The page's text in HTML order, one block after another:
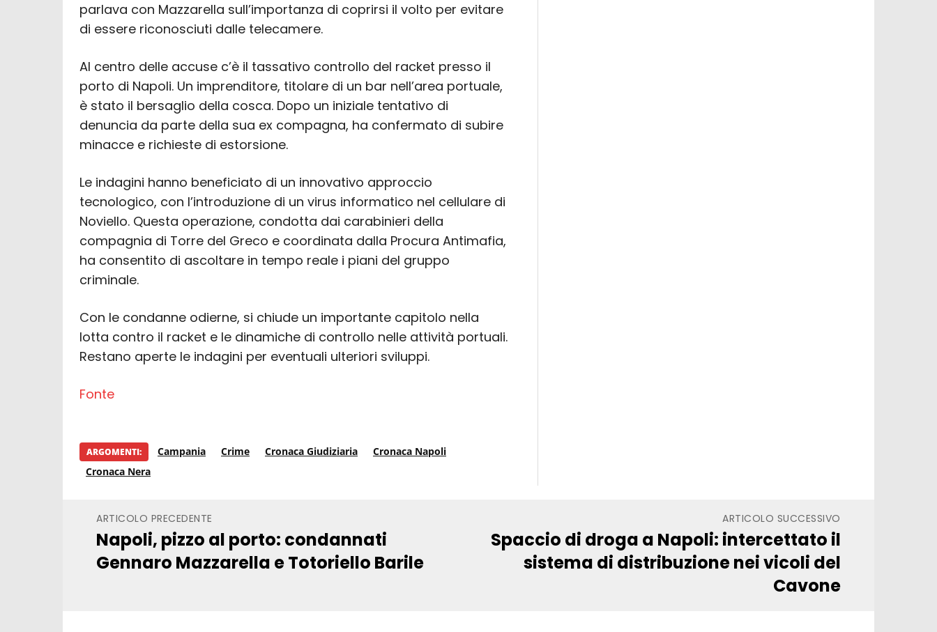
parlava con Mazzarella sull’importanza di coprirsi il volto per evitare
di essere riconosciuti dalle telecamere.
Al centro delle accuse c’è il tassativo controllo del racket presso il
porto di Napoli. Un imprenditore, titolare di un bar nell’area portuale,
è stato il bersaglio della cosca. Dopo un iniziale tentativo di
denuncia da parte della sua ex compagna, ha confermato di subire
minacce e richieste di estorsione.
Le indagini hanno beneficiato di un innovativo approccio
tecnologico, con l’introduzione di un virus informatico nel cellulare di
Noviello. Questa operazione, condotta dai carabinieri della
compagnia di Torre del Greco e coordinata dalla Procura Antimafia,
ha consentito di ascoltare in tempo reale i piani del gruppo
criminale.
Con le condanne odierne, si chiude un importante capitolo nella
lotta contro il racket e le dinamiche di controllo nelle attività portuali.
Restano aperte le indagini per eventuali ulteriori sviluppi.
Fonte
ARGOMENTI: Campania Crime Cronaca Giudiziaria
Cronaca Napoli
Cronaca Nera
ARTICOLO PRECEDENTE
Napoli, pizzo al porto: condannati
Gennaro Mazzarella e Totoriello Barile
ARTICOLO SUCCESSIVO
Spaccio di droga a Napoli: intercettato il
sistema di distribuzione nei vicoli del
Cavone